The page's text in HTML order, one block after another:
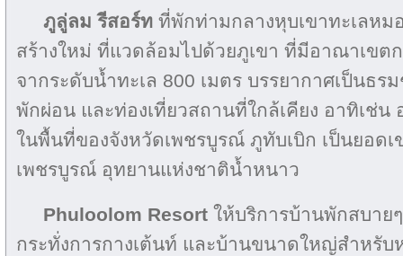
ภูลู่ลม รีสอร์ท ที่พักท่ามกลางหุบเขาทะเลหม
สร้างใหม่ ที่แวดล้อมไปด้วยภูเขา ที่มีอาณาเขต
จากระดับน้ำทะเล 800 เมตร บรรยากาศเป็นธร
พักผ่อน และท่องเที่ยวสถานที่ใกล้เคียง อาทิเช่น
ในพื้นที่ของจังหวัดเพชรบูรณ์ ภูทับเบิก เป็นยอด
เพชรบูรณ์ อุทยานแห่งชาติน้ำหนาว
Phuloolom Resort ให้บริการบ้านพักสบาย
กระทั่งการกางเต้นท์ และบ้านขนาดใหญ่สำหรั